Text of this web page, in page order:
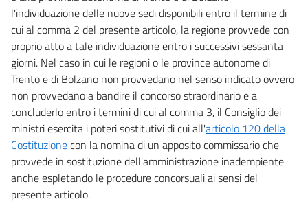
96
97
97 bis
98
l'individuazione delle nuove sedi disponibili entro il termine di
cui al comma 2 del presente articolo, la regione provvede con
proprio atto a tale individuazione entro i successivi sessanta
giorni. Nel caso in cui le regioni o le province autonome di
Trento e di Bolzano non provvedano nel senso indicato ovvero
non provvedano a bandire il concorso straordinario e a
concluderlo entro i termini di cui al comma 3, il Consiglio dei
ministri esercita i poteri sostitutivi di cui all'articolo 120 della
Costituzionecon la nomina di un apposito commissario che
provvede in sostituzione dell'amministrazione inadempiente
anche espletando le procedure concorsuali ai sensi del
presente articolo.